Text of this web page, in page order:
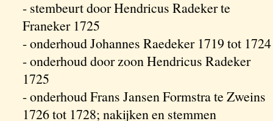
- stembeurt door Hendricus Radeker te
Franeker 1725
- onderhoud Johannes Raedeker 1719 tot 1724
- onderhoud door zoon Hendricus Radeker
1725
- onderhoud Frans Jansen Formstra te Zweins
1726 tot 1728; nakijken en stemmen